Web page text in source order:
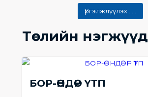
Үргэлжлүүлэх . . .
Төслийн нэгжүүд
БОР-ӨНДӨР ҮТП​